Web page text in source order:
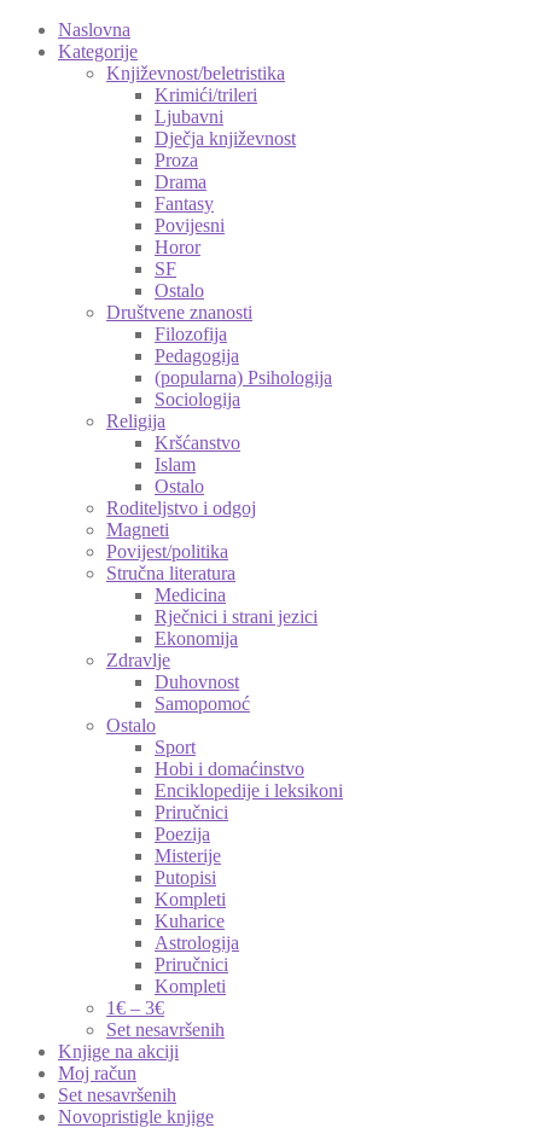
Naslovna
Kategorije
Književnost/beletristika
Krimići/trileri
Ljubavni
Dječja književnost
Proza
Drama
Fantasy
Povijesni
Horor
SF
Ostalo
Društvene znanosti
Filozofija
Pedagogija
(popularna) Psihologija
Sociologija
Religija
Kršćanstvo
Islam
Ostalo
Roditeljstvo i odgoj
Magneti
Povijest/politika
Stručna literatura
Medicina
Rječnici i strani jezici
Ekonomija
Zdravlje
Duhovnost
Samopomoć
Ostalo
Sport
Hobi i domaćinstvo
Enciklopedije i leksikoni
Priručnici
Poezija
Misterije
Putopisi
Kompleti
Kuharice
Astrologija
Priručnici
Kompleti
1€ – 3€
Set nesavršenih
Knjige na akciji
Moj račun
Set nesavršenih
Novopristigle knjige